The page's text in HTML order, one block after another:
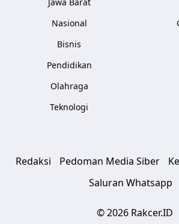
Jawa Barat
Nasional
Bisnis
Pendidikan
Olahraga
Teknologi
Redaksi Pedoman Media Siber
Saluran Whatsapp
© 2026 Rakcer.ID